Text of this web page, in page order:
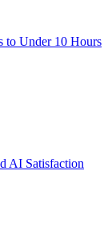
to Under 10 Hours
AI Satisfaction